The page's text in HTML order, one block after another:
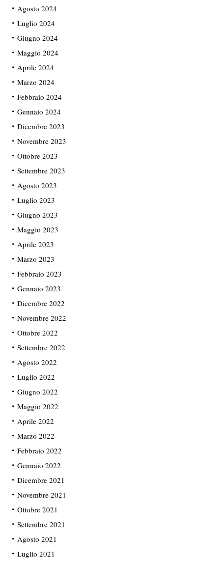
Agosto 2024
Luglio 2024
Giugno 2024
Maggio 2024
Aprile 2024
Marzo 2024
Febbraio 2024
Gennaio 2024
Dicembre 2023
Novembre 2023
Ottobre 2023
Settembre 2023
Agosto 2023
Luglio 2023
Giugno 2023
Maggio 2023
Aprile 2023
Marzo 2023
Febbraio 2023
Gennaio 2023
Dicembre 2022
Novembre 2022
Ottobre 2022
Settembre 2022
Agosto 2022
Luglio 2022
Giugno 2022
Maggio 2022
Aprile 2022
Marzo 2022
Febbraio 2022
Gennaio 2022
Dicembre 2021
Novembre 2021
Ottobre 2021
Settembre 2021
Agosto 2021
Luglio 2021